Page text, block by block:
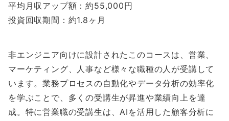
平均月収アップ額：約55,000円
投資回収期間：約1.8ヶ月
非エンジニア向けに設計されたこのコースは、営業、
マーケティング、人事など様々な職種の人が受講して
います。業務プロセスの自動化やデータ分析の効率化
を学ぶことで、多くの受講生が昇進や業績向上を達
成。特に営業職の受講生は、AIを活用した顧客分析に